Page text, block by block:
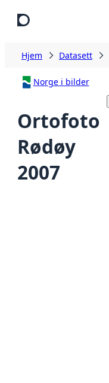
Hjem Datasett
Norge i bilder
Ortofoto
Rødøy
2007